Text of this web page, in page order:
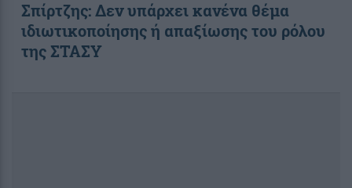
Σπίρτζης: Δεν υπάρχει κανένα θέμα
ιδιωτικοποίησης ή απαξίωσης του ρόλου
της ΣΤΑΣΥ